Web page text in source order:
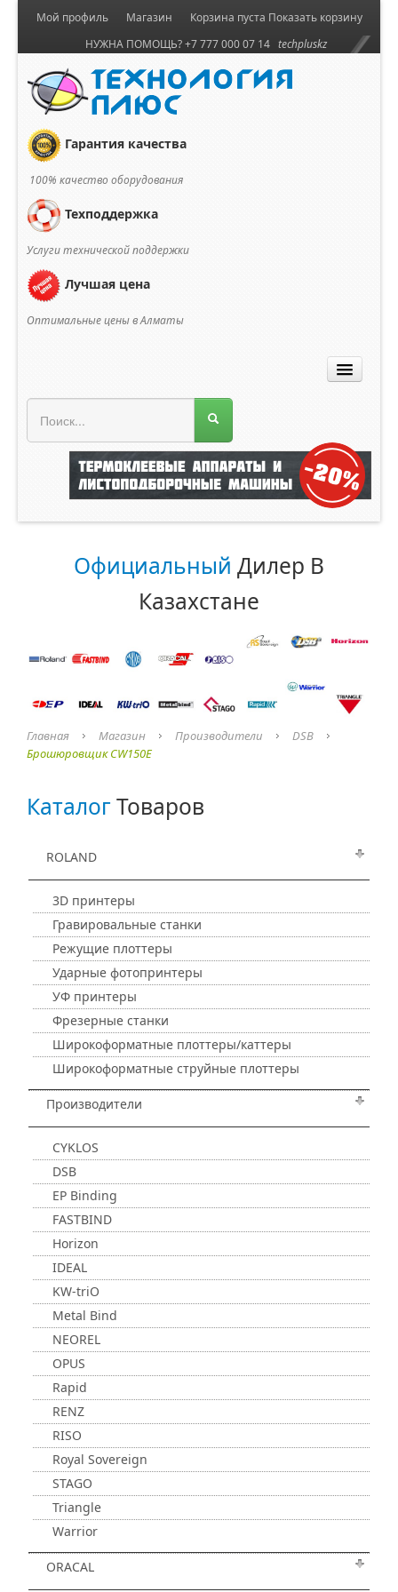
Корзина пуста Показать корзину
Мой профиль
Магазин
НУЖНА ПОМОЩЬ? +7 777 000 07 14 techpluskz
Гарантия качества
100% качество оборудования
Техподдержка
Услуги технической поддержки
Лучшая цена
Оптимальные цены в Алматы
Официальный Дилер В
Казахстане
Главная Магазин Производители
DSB
Брошюровщик CW150E
КаталогТоваров
ROLAND
3D принтеры
Гравировальные станки
Режущие плоттеры
Ударные фотопринтеры
УФ принтеры
Фрезерные станки
Широкоформатные плоттеры/каттеры
Широкоформатные струйные плоттеры
Производители
CYKLOS
DSB
EP Binding
FASTBIND
Horizon
IDEAL
KW-triO
Metal Bind
NEOREL
OPUS
Rapid
RENZ
RISO
Royal Sovereign
STAGO
Triangle
Warrior
ORACAL